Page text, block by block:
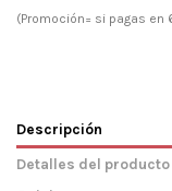
(Promoción= si pagas
Descripción
Detalles del producto